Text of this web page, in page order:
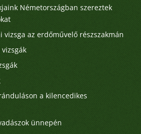
Németországban szereztek
vizsga az erdőművelő részszakmán
a kilencedikes
ünnepén